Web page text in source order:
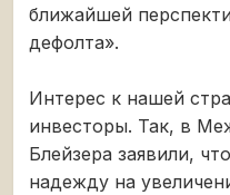
ближайшей
дефолта».
Интерес к нашей
инвесторы. Так, в
Блейзера заявили,
надежду на